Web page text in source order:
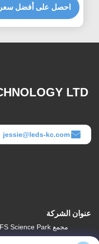
احصل على أفضل سعر
LTD.
jessie@leds-kc.com
عنوان الشركة